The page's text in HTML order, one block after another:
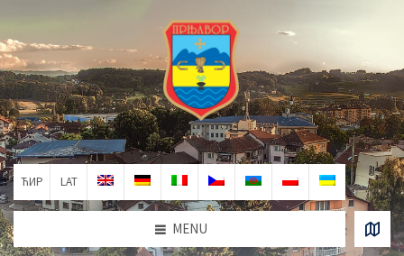
ЋИР LAT
MENU